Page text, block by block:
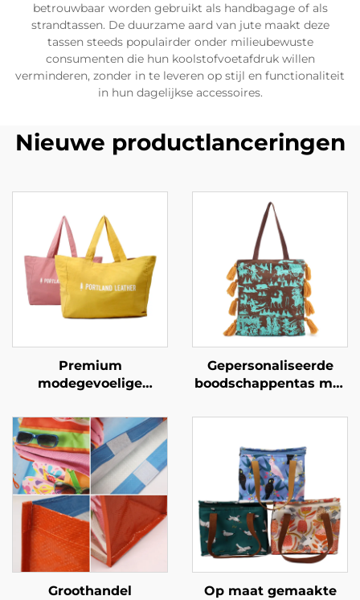
betrouwbaar worden gebruikt als handbagage of als
strandtassen. De duurzame aard van jute maakt deze
tassen steeds populairder onder milieubewuste
consumenten die hun koolstofvoetafdruk willen
verminderen, zonder in te leveren op stijl en functionaliteit
in hun dagelijkse accessoires.
Nieuwe productlanceringen
Premium
modegevoelige
boodschappentassen –
Gepersonaliseerde
gemerkte
draagzakken voor
retail en lifestyle
Gepersonaliseerde
boodschappentas met
– Ambachtelijke
in lokale geschiedenis
Groothandel
Op maat gemaakte